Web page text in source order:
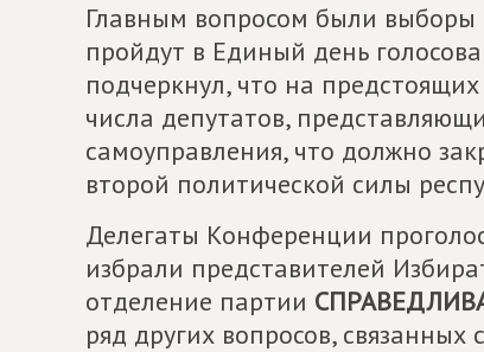
Главным вопросом были выборы
пройдут в Единый день
подчеркнул, что на
числа депутатов,
самоуправления, что должно
второй политической силы
Делегаты Конференции
избрали представителей
отделение партии
ряд других вопросов, связанных